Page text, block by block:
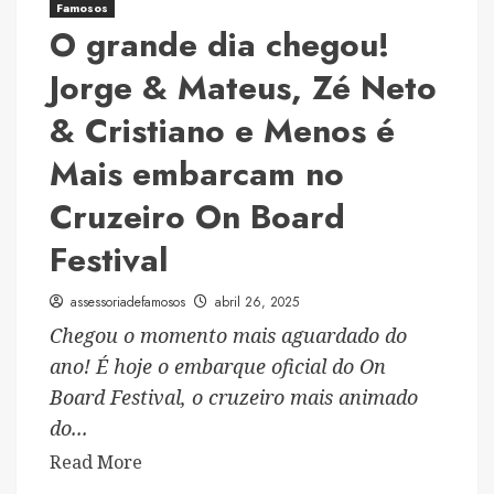
semana
Famosos
O grande dia chegou!
Jorge & Mateus, Zé Neto
& Cristiano e Menos é
Mais embarcam no
Cruzeiro On Board
Festival
assessoriadefamosos abril 26, 2025
Chegou o momento mais aguardado do
ano! É hoje o embarque oficial do On
Board Festival, o cruzeiro mais animado
do...
Read More